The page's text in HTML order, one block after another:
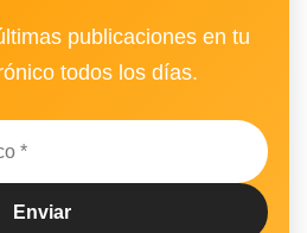
publicaciones en tu
todos los días.